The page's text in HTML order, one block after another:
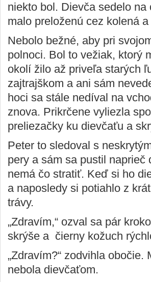
niekto bol. Dievča sedelo
malo preloženú cez kolená
Nebolo bežné, aby pri
polnoci. Bol to vežiak, ktorý
okolí žilo až priveľa starých
zajtrajškom a ani sám
hoci sa stále nedíval na
znova. Prikrčene vyliezla
preliezačky ku dievčaťu a
Peter to sledoval s
pery a sám sa pustil
nemá čo stratiť. Keď si ho
a naposledy si potiahlo z
trávy.
„Zdravím,“ ozval sa pár
skrýše a čierny kožuch
„Zdravím?“ zodvihla
nebola dievčaťom.